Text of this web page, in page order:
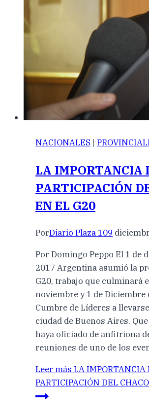
NACIONALES |
LA IMPORTANCIA
PARTICIPACIÓN
EN EL G20
PorDiario Plaza 109
Por Domingo Peppo El 1 de
2017 Argentina asumió la
G20, trabajo que culminará
noviembre y 1 de Diciembre
Cumbre de Líderes a
ciudad de Buenos Aires.
haya oficiado de anfitriona
reuniones de uno de los
Leer más LA IMPORTANCIA
PARTICIPACIÓN DEL